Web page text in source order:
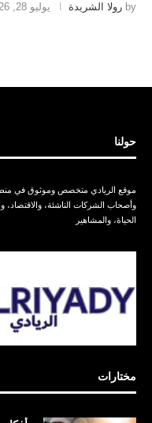
by رولا الشريدة يوليو 28, 2026
حولنا
موقع الريادي متخصص وموثوق في
وأصحاب الشركات الناشئة، والاقتصاد،
الحياة، والمشاهير
مختارات